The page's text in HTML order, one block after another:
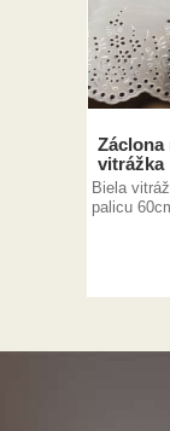
Záclona
vitrážka
Biela
palicu